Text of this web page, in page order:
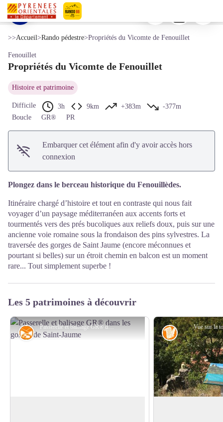
Pyrénées-Orientales Le Département
Propriétés du Vicomte de Fenouillet
Le château du Fenouillet - ©CCAF
Voir l'image en plein écran
>>Accueil>Rando pédestre>Propriétés du Vicomte de Fenouillet
Fenouillet
Propriétés du Vicomte de Fenouillet
Histoire et patrimoine
Difficile 3h 9km +383m
-377m
Boucle
GR® PR
Embarquer cet élément afin d'y avoir accès hors
connexion
Plongez dans le berceau historique du Fenouillèdes.
Itinéraire chargé d’histoire et tout en contraste qui nous fait
voyager d’un paysage méditerranéen aux accents forts et
tourmentés vers des prés bucoliques aux reliefs doux, puis sur une
ancienne voie romaine sous la frondaison des pins sylvestres. La
traversée des gorges de Saint Jaume (encore méconnues et
pourtant si belles) sur un étroit chemin en balcon est un moment
rare... Tout simplement superbe !
Les 5 patrimoines à découvrir
Passerelle et balisage GR® dans les gorges de Saint-Jaume - © Bernard Frankel - CD66
Géographie
Vue sur la
Histoire